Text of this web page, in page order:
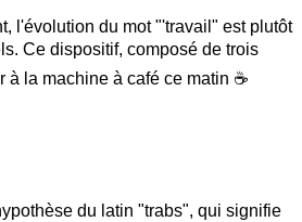
l'évolution du mot "'travail" est plutôt
Ce dispositif, composé de trois
la machine à café ce matin ☕
du latin "trabs", qui signifie